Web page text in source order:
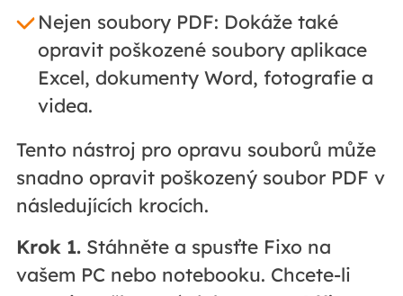
Nejen soubory PDF: Dokáže také
opravit poškozené soubory aplikace
Excel, dokumenty Word, fotografie a
videa.
Tento nástroj pro opravu souborů může
snadno opravit poškozený soubor PDF v
následujících krocích.
Krok 1.Stáhněte a spusťte Fixo na
vašem PC nebo notebooku. Chcete-li